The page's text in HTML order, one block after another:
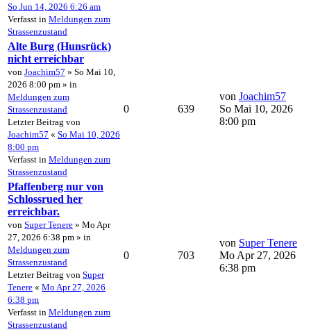
So Jun 14, 2026 6:26 am
Verfasst in Meldungen zum
Strassenzustand
Alte Burg (Hunsrück)
nicht erreichbar
von Joachim57 » So Mai 10,
2026 8:00 pm » in
Meldungen zum
Strassenzustand
Letzter Beitrag von
Joachim57 « So Mai 10, 2026
8:00 pm
Verfasst in Meldungen zum
Strassenzustand
0 639
von Joachim57
So Mai 10, 2026
8:00 pm
Pfaffenberg nur von
Schlossrued her
erreichbar.
von Super Tenere » Mo Apr
27, 2026 6:38 pm » in
Meldungen zum
Strassenzustand
Letzter Beitrag von Super
Tenere « Mo Apr 27, 2026
6:38 pm
Verfasst in Meldungen zum
Strassenzustand
0 703
von Super Tenere
Mo Apr 27, 2026
6:38 pm